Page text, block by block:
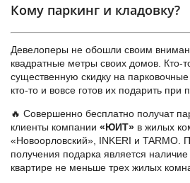
Кому паркинг и кладовку?
Девелоперы не обошли своим
квадратные метры своих домов. Кто-
существенную скидку на
кто-то и вовсе готов их подарить при
🔥 Совершенно бесплатно получат
клиенты компании «ЮИТ» в жилых
«Новоорловский», INKERI и TARMO.
получения подарка является
квартире не меньше трех жилых